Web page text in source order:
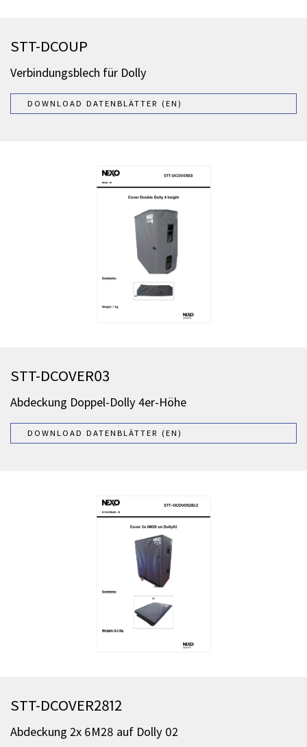
STT-DCOUP
Verbindungsblech für Dolly
DOWNLOAD DATENBLÄTTER (EN)
STT-DCOVER03
Abdeckung Doppel-Dolly 4er-Höhe
DOWNLOAD DATENBLÄTTER (EN)
STT-DCOVER2812
Abdeckung 2x 6M28 auf Dolly 02